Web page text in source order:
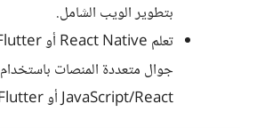
بتطوير الويب الشامل.
جوال متعددة المنصات باستخدام
JavaScript/React أو Dart/Flutter على التوالي.